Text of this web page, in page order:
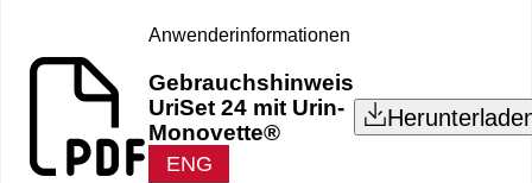
Anwenderinformationen
Gebrauchshinweis
UriSet 24 mit Urin-
Monovette®
ENG